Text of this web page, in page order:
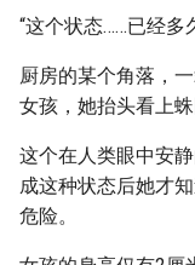
“这个状态……已经多
厨房的某个角落，
女孩，她抬头看上
这个在人类眼中安
成这种状态后她才
危险。